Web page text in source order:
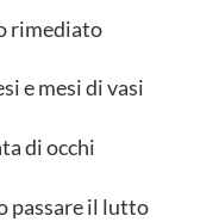
rimediato
e mesi di vasi
di occhi
passare il lutto